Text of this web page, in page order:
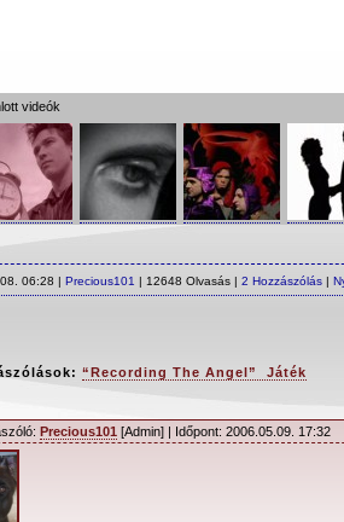
videók
06:28 | Precious101 | 12648 Olvasás | 2 Hozzászólás |
“Recording The Angel” Játék
Precious101 [Admin] | Időpont: 2006.05.09. 17:32